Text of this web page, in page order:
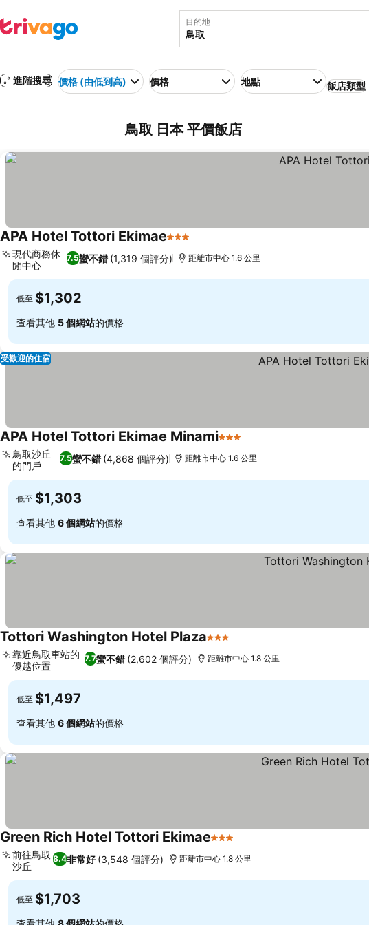
目的地
進階搜尋 價格 (由低到高) 價格 地點 飯店類型
鳥取 日本 平價飯店
APA Hotel Tottori Ekimae3 星級
7.5蠻不錯 (1,319 個評分)
現代商務休
閒中心
距離市中心 1.6 公里
低至 $1,302
查看其他 5 個網站的價格
受歡迎的住宿
APA Hotel Tottori Ekimae Minami3 星級
7.5蠻不錯 (4,868 個評分)
鳥取沙丘
的門戶
距離市中心 1.6 公里
低至 $1,303
查看其他 6 個網站的價格
Tottori Washington Hotel Plaza3 星級
7.7蠻不錯 (2,602 個評分)
靠近鳥取車站的
優越位置
距離市中心 1.8 公里
低至 $1,497
查看其他 6 個網站的價格
Green Rich Hotel Tottori Ekimae3 星級
8.4非常好 (3,548 個評分)
前往鳥取
沙丘
距離市中心 1.8 公里
低至 $1,703